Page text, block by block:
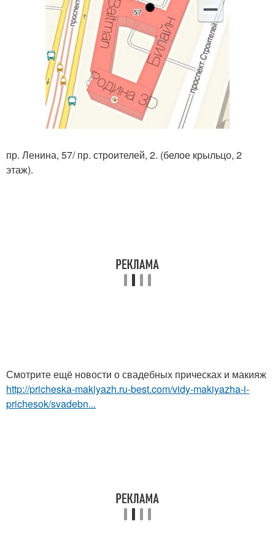
пр. Ленина, 57/ пр. строителей, 2. (белое крыльцо, 2
этаж).
Смотрите ещё новости о свадебных прическах и макияж
http://pricheska-makiyazh.ru-best.com/vidy-makiyazha-i-
prichesok/svadebn...